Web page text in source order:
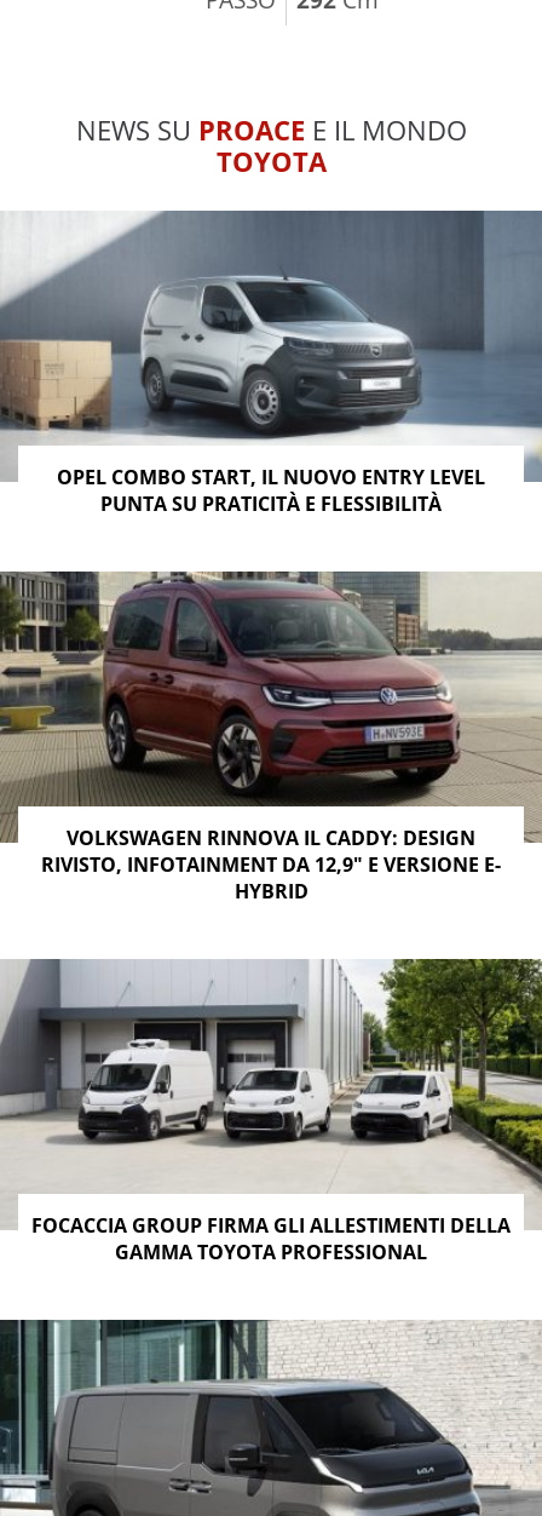
NEWS SU PROACE E IL MONDO
TOYOTA
OPEL COMBO START, IL NUOVO ENTRY LEVEL
PUNTA SU PRATICITÀ E FLESSIBILITÀ
VOLKSWAGEN RINNOVA IL CADDY: DESIGN
RIVISTO, INFOTAINMENT DA 12,9″ E VERSIONE E-
HYBRID
FOCACCIA GROUP FIRMA GLI ALLESTIMENTI DELLA
GAMMA TOYOTA PROFESSIONAL